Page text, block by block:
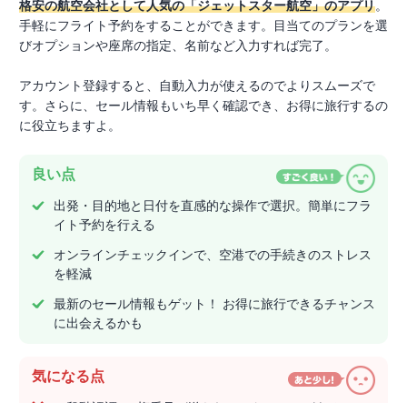
格安の航空会社として人気の「ジェットスター航空」のアプリ。
手軽にフライト予約をすることができます。目当てのプランを選
びオプションや座席の指定、名前など入力すれば完了。
アカウント登録すると、自動入力が使えるのでよりスムーズで
す。さらに、セール情報もいち早く確認でき、お得に旅行するの
に役立ちますよ。
良い点
出発・目的地と日付を直感的な操作で選択。簡単にフラ
イト予約を行える
オンラインチェックインで、空港での手続きのストレス
を軽減
最新のセール情報もゲット！ お得に旅行できるチャンス
に出会えるかも
気になる点